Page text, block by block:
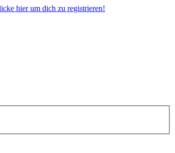
hier um dich zu registrieren!